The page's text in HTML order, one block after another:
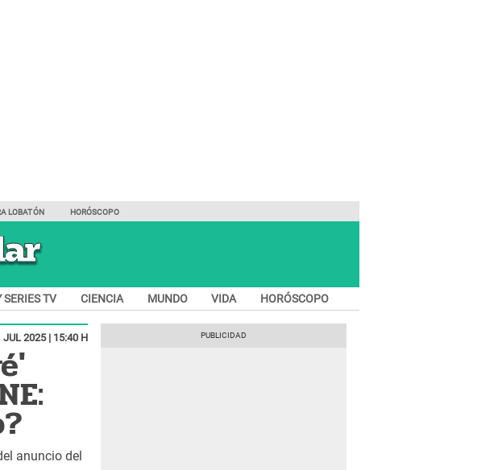
LOBATÓN HORÓSCOPO
SERIES TV CIENCIA MUNDO VIDA HORÓSCOPO
JUL 2025 | 15:40 H
anuncio del